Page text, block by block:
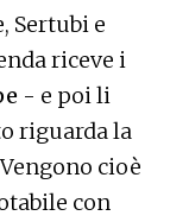
Sertubi e
riceve i
- e poi li
riguarda la
cioè
con